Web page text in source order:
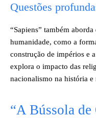
Questões
“Sapiens” também
humanidade, como a
construção de impérios e
explora o impacto das
nacionalismo na história e
“A Bússola